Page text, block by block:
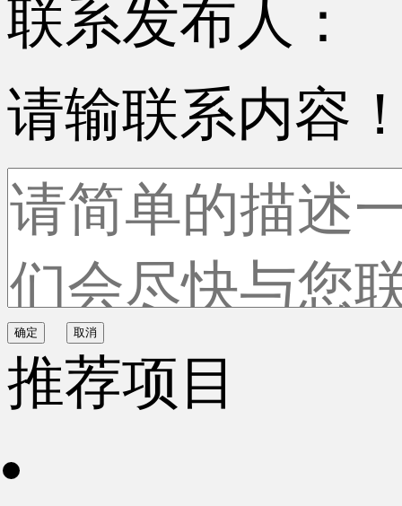
联系发布人：
请输联系内容
确定 取消
推荐项目